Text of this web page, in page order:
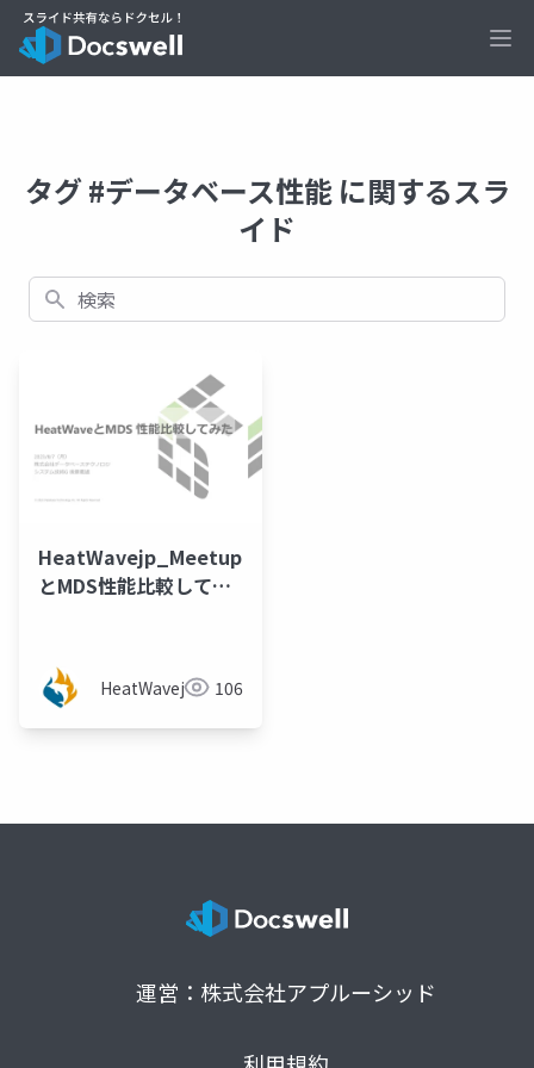
タグ #データベース性能 に関するスラ
イド
検索
HeatWavejp_Meetup_03_HeatWave
とMDS性能比較してみ
HeatWavejp 106
運営：株式会社アプルーシッド